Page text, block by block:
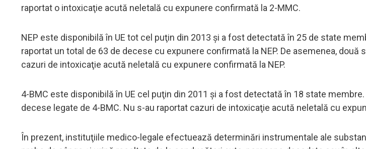
raportat o intoxicaţie acută neletală cu expunere confirmată la 2-MMC.
NEP este disponibilă în UE tot cel puţin din 2013 şi a fost detectată în 25 de state
raportat un total de 63 de decese cu expunere confirmată la NEP. De asemenea, două
cazuri de intoxicaţie acută neletală cu expunere confirmată la NEP.
4-BMC este disponibilă în UE cel puţin din 2011 şi a fost detectată în 18 state
decese legate de 4-BMC. Nu s-au raportat cazuri de intoxicaţie acută neletală cu
În prezent, instituţiile medico-legale efectuează determinări instrumentale ale